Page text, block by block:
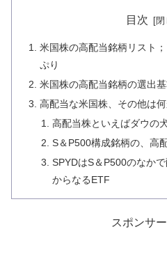
目次
米国株の高配当銘柄リスト
ぷり
米国株の高配当銘柄の選出
高配当な米国株、その他は
高配当株といえばダウの
S＆P500構成銘柄の、高
SPYDはS＆P500のなか
からなるETF
スポンサ